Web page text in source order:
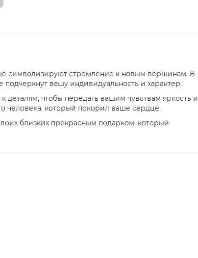
символизируют стремление к новым вершинам. В
вашу индивидуальность и характер.
чтобы передать вашим чувствам яркость и
человека, который покорил ваше сердце.
близких прекрасным подарком, который